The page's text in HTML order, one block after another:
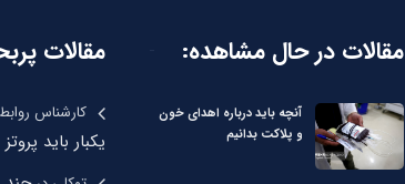
مقالات در حال مشاهده:
آنچه باید درباره اهدای خون
و پلاکت بدانیم
مقالات
کارشناس
یکبار باید